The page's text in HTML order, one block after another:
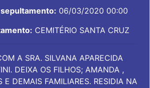
06/03/2020 00:00
CEMITÉRIO SANTA CRUZ
A SRA. SILVANA APARECIDA
DEIXA OS FILHOS; AMANDA ,
E DEMAIS FAMILIARES. RESIDIA NA